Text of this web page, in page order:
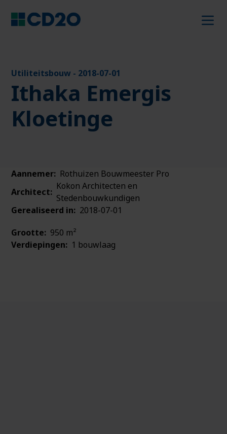
Utiliteitsbouw - 2018-07-01
Ithaka Emergis
Kloetinge
Aannemer: Rothuizen Bouwmeester Pro
Architect:
Kokon Architecten en
Stedenbouwkundigen
Gerealiseerd in: 2018-07-01
Grootte: 950 m²
Verdiepingen: 1 bouwlaag